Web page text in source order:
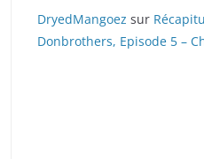
DryedMangoez sur
Donbrothers, Episode 5 –